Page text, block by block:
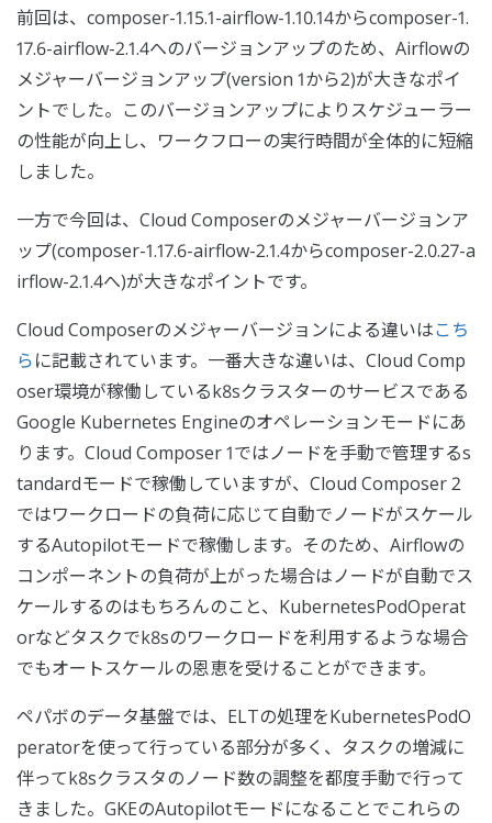
前回は、composer-1.15.1-airflow-1.10.14からcomposer-1.
17.6-airflow-2.1.4へのバージョンアップのため、Airflowの
メジャーバージョンアップ(version 1から2)が大きなポイ
ントでした。このバージョンアップによりスケジューラー
の性能が向上し、ワークフローの実行時間が全体的に短縮
しました。
一方で今回は、Cloud Composerのメジャーバージョンア
ップ(composer-1.17.6-airflow-2.1.4からcomposer-2.0.27-a
irflow-2.1.4へ)が大きなポイントです。
Cloud Composerのメジャーバージョンによる違いはこち
らに記載されています。一番大きな違いは、Cloud Comp
oser環境が稼働しているk8sクラスターのサービスである
Google Kubernetes Engineのオペレーションモードにあ
ります。Cloud Composer 1ではノードを手動で管理するs
tandardモードで稼働していますが、Cloud Composer 2
ではワークロードの負荷に応じて自動でノードがスケール
するAutopilotモードで稼働します。そのため、Airflowの
コンポーネントの負荷が上がった場合はノードが自動でス
ケールするのはもちろんのこと、KubernetesPodOperat
orなどタスクでk8sのワークロードを利用するような場合
でもオートスケールの恩恵を受けることができます。
ペパボのデータ基盤では、ELTの処理をKubernetesPodO
peratorを使って行っている部分が多く、タスクの増減に
伴ってk8sクラスタのノード数の調整を都度手動で行って
きました。GKEのAutopilotモードになることでこれらの